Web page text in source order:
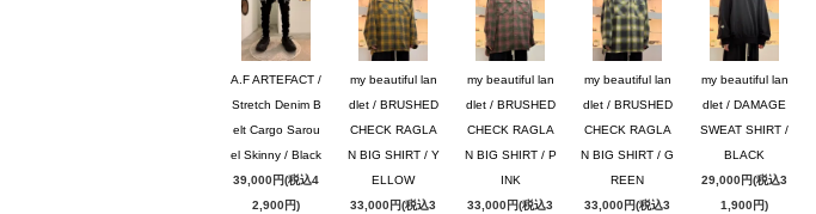
A.F ARTEFACT /
Stretch Denim B
elt Cargo Sarou
el Skinny / Black
39,000円(税込4
2,900円)
my beautiful lan
dlet / BRUSHED
CHECK RAGLA
N BIG SHIRT / Y
ELLOW
33,000円(税込3
my beautiful lan
dlet / BRUSHED
CHECK RAGLA
N BIG SHIRT / P
INK
33,000円(税込3
my beautiful lan
dlet / BRUSHED
CHECK RAGLA
N BIG SHIRT / G
REEN
33,000円(税込3
my beautiful lan
dlet / DAMAGE
SWEAT SHIRT /
BLACK
29,000円(税込3
1,900円)